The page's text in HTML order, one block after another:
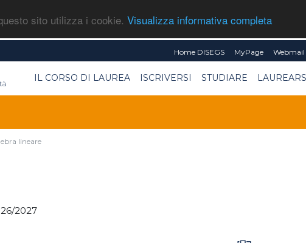
sito utilizza i cookie. Visualizza informativa completa
Home DISEGS MyPage Webmail
IL CORSO DI LAUREA ISCRIVERSI STUDIARE LAUREARSI
lineare
2027